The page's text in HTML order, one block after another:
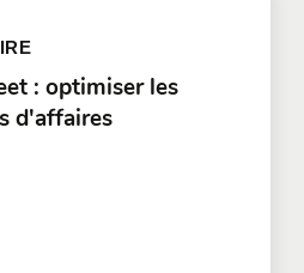
: optimiser les
d'affaires